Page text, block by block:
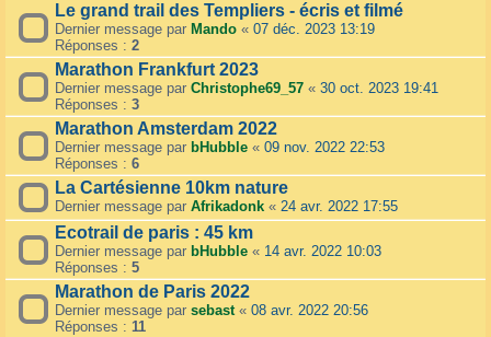
Le grand trail des Templiers - écris et filmé
Dernier message par Mando « 07 déc. 2023 13:19
Réponses : 2
Marathon Frankfurt 2023
Dernier message par Christophe69_57 « 30 oct. 2023 19:41
Réponses : 3
Marathon Amsterdam 2022
Dernier message par bHubble « 09 nov. 2022 22:53
Réponses : 6
La Cartésienne 10km nature
Dernier message par Afrikadonk « 24 avr. 2022 17:55
Ecotrail de paris : 45 km
Dernier message par bHubble « 14 avr. 2022 10:03
Réponses : 5
Marathon de Paris 2022
Dernier message par sebast« 08 avr. 2022 20:56
Réponses : 11